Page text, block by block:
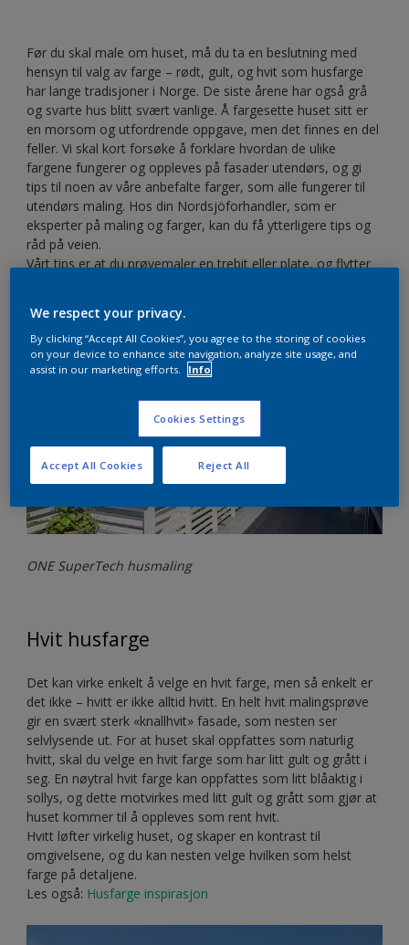
Før du skal male om huset, må du ta en beslutning med
hensyn til valg av farge – rødt, gult, og hvit som husfarge
har lange tradisjoner i Norge. De siste årene har også grå
og svarte hus blitt svært vanlige. Å fargesette huset sitt er
en morsom og utfordrende oppgave, men det finnes en del
feller. Vi skal kort forsøke å forklare hvordan de ulike
fargene fungerer og oppleves på fasader utendørs, og gi
tips til noen av våre anbefalte farger, som alle fungerer til
utendørs maling. Hos din Nordsjöforhandler, som er
eksperter på maling og farger, kan du få ytterligere tips og
råd på veien.
Vårt tips er at du prøvemaler en trebit eller plate, og flytter
ONE SuperTech husmaling
Hvit husfarge
Det kan virke enkelt å velge en hvit farge, men så enkelt er
det ikke – hvitt er ikke alltid hvitt. En helt hvit malingsprøve
gir en svært sterk «knallhvit» fasade, som nesten ser
selvlysende ut. For at huset skal oppfattes som naturlig
hvitt, skal du velge en hvit farge som har litt gult og grått i
seg. En nøytral hvit farge kan oppfattes som litt blåaktig i
sollys, og dette motvirkes med litt gult og grått som gjør at
huset kommer til å oppleves som rent hvit.
Hvitt løfter virkelig huset, og skaper en kontrast til
omgivelsene, og du kan nesten velge hvilken som helst
farge på detaljene.
Les også: Husfarge inspirasjon
We respect your privacy.
By clicking “Accept All Cookies”, you agree to the storing of cookies
on your device to enhance site navigation, analyze site usage, and
assist in our marketing efforts.
Info
Cookies Settings
Reject All
Accept All Cookies